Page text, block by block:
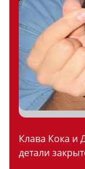
Клава Кока
детали